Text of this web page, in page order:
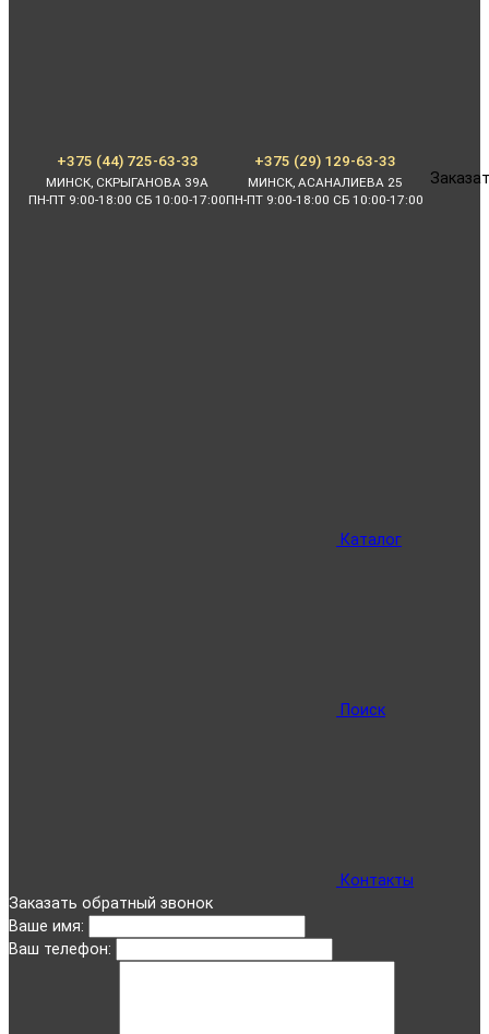
+375 (44) 725-63-33
МИНСК, СКРЫГАНОВА 39А
ПН-ПТ 9:00-18:00 СБ 10:00-17:00
+375 (29) 129-63-33
МИНСК, АСАНАЛИЕВА 25
ПН-ПТ 9:00-18:00 СБ 10:00-17:00
Каталог
Поиск
Контакты
Заказать обратный звонок
Ваше имя:
Ваш телефон: